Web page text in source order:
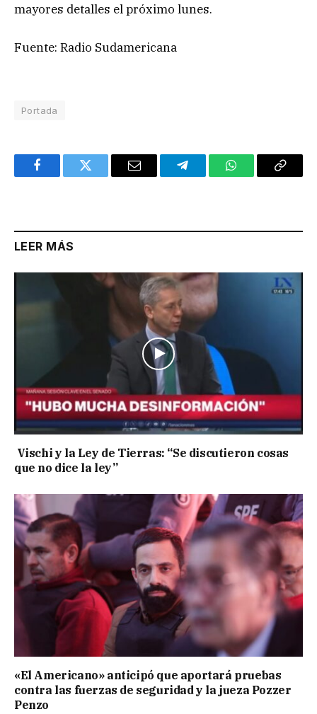
mayores detalles el próximo lunes.
Fuente: Radio Sudamericana
Portada
FacebookTwitter Email TelegramWhatsAppCopy
LEER MÁS
Vischi y la Ley de Tierras: “Se discutieron cosas
que no dice la ley”
«El Americano» anticipó que aportará pruebas
contra las fuerzas de seguridad y la jueza Pozzer
Penzo